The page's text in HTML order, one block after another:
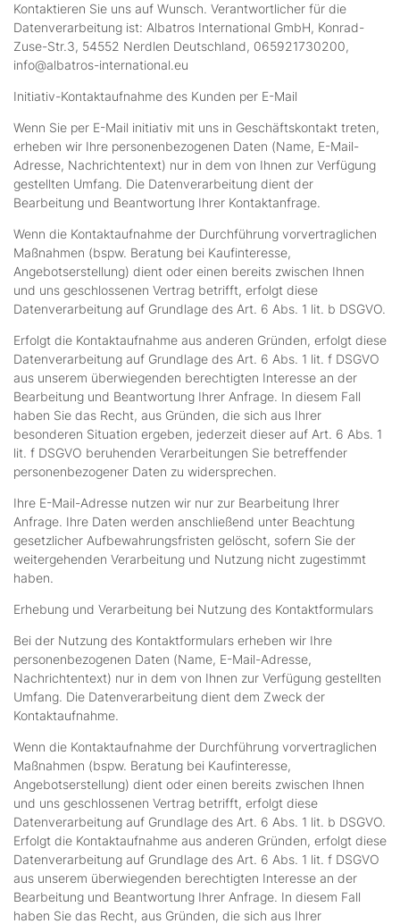
Kontaktieren Sie uns auf Wunsch. Verantwortlicher für die
Datenverarbeitung ist: Albatros International GmbH, Konrad-
Zuse-Str.3, 54552 Nerdlen Deutschland, 065921730200,
info@albatros-international.eu
Initiativ-Kontaktaufnahme des Kunden per E-Mail
Wenn Sie per E-Mail initiativ mit uns in Geschäftskontakt treten,
erheben wir Ihre personenbezogenen Daten (Name, E-Mail-
Adresse, Nachrichtentext) nur in dem von Ihnen zur Verfügung
gestellten Umfang. Die Datenverarbeitung dient der
Bearbeitung und Beantwortung Ihrer Kontaktanfrage.
Wenn die Kontaktaufnahme der Durchführung vorvertraglichen
Maßnahmen (bspw. Beratung bei Kaufinteresse,
Angebotserstellung) dient oder einen bereits zwischen Ihnen
und uns geschlossenen Vertrag betrifft, erfolgt diese
Datenverarbeitung auf Grundlage des Art. 6 Abs. 1 lit. b DSGVO.
Erfolgt die Kontaktaufnahme aus anderen Gründen, erfolgt diese
Datenverarbeitung auf Grundlage des Art. 6 Abs. 1 lit. f DSGVO
aus unserem überwiegenden berechtigten Interesse an der
Bearbeitung und Beantwortung Ihrer Anfrage. In diesem Fall
haben Sie das Recht, aus Gründen, die sich aus Ihrer
besonderen Situation ergeben, jederzeit dieser auf Art. 6 Abs. 1
lit. f DSGVO beruhenden Verarbeitungen Sie betreffender
personenbezogener Daten zu widersprechen.
Ihre E-Mail-Adresse nutzen wir nur zur Bearbeitung Ihrer
Anfrage. Ihre Daten werden anschließend unter Beachtung
gesetzlicher Aufbewahrungsfristen gelöscht, sofern Sie der
weitergehenden Verarbeitung und Nutzung nicht zugestimmt
haben.
Erhebung und Verarbeitung bei Nutzung des Kontaktformulars
Bei der Nutzung des Kontaktformulars erheben wir Ihre
personenbezogenen Daten (Name, E-Mail-Adresse,
Nachrichtentext) nur in dem von Ihnen zur Verfügung gestellten
Umfang. Die Datenverarbeitung dient dem Zweck der
Kontaktaufnahme.
Wenn die Kontaktaufnahme der Durchführung vorvertraglichen
Maßnahmen (bspw. Beratung bei Kaufinteresse,
Angebotserstellung) dient oder einen bereits zwischen Ihnen
und uns geschlossenen Vertrag betrifft, erfolgt diese
Datenverarbeitung auf Grundlage des Art. 6 Abs. 1 lit. b DSGVO.
Erfolgt die Kontaktaufnahme aus anderen Gründen, erfolgt diese
Datenverarbeitung auf Grundlage des Art. 6 Abs. 1 lit. f DSGVO
aus unserem überwiegenden berechtigten Interesse an der
Bearbeitung und Beantwortung Ihrer Anfrage. In diesem Fall
haben Sie das Recht, aus Gründen, die sich aus Ihrer